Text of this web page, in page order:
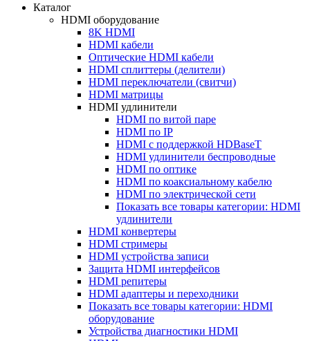
Каталог
HDMI оборудование
8K HDMI
HDMI кабели
Оптические HDMI кабели
HDMI сплиттеры (делители)
HDMI переключатели (свитчи)
HDMI матрицы
HDMI удлинители
HDMI по витой паре
HDMI по IP
HDMI с поддержкой HDBaseT
HDMI удлинители беспроводные
HDMI по оптике
HDMI по коаксиальному кабелю
HDMI по электрической сети
Показать все товары категории: HDMI
удлинители
HDMI конвертеры
HDMI стримеры
HDMI устройства записи
Защита HDMI интерфейсов
HDMI репитеры
HDMI адаптеры и переходники
Показать все товары категории: HDMI
оборудование
Устройства диагностики HDMI